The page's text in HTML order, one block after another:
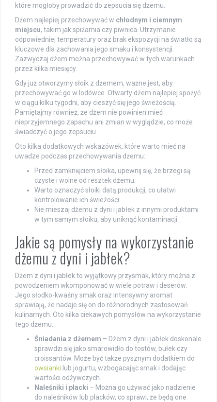
które mogłoby prowadzić do zepsucia się dżemu.
Dżem najlepiej przechowywać w chłodnym i ciemnym
miejscu, takim jak spiżarnia czy piwnica. Utrzymanie
odpowiedniej temperatury oraz brak ekspozycji na światło są
kluczowe dla zachowania jego smaku i konsystencji.
Zazwyczaj dżem można przechowywać w tych warunkach
przez kilka miesięcy.
Gdy już otworzymy słoik z dżemem, ważne jest, aby
przechowywać go w lodówce. Otwarty dżem najlepiej spożyć
w ciągu kilku tygodni, aby cieszyć się jego świeżością.
Pamiętajmy również, że dżem nie powinien mieć
nieprzyjemnego zapachu ani zmian w wyglądzie, co może
świadczyć o jego zepsuciu.
Oto kilka dodatkowych wskazówek, które warto mieć na
uwadze podczas przechowywania dżemu:
Przed zamknięciem słoika, upewnij się, że brzegi są
czyste i wolne od resztek dżemu.
Warto oznaczyć słoiki datą produkcji, co ułatwi
kontrolowanie ich świeżości.
Nie mieszaj dżemu z dyni i jabłek z innymi produktami
w tym samym słoiku, aby uniknąć kontaminacji.
Jakie są pomysły na wykorzystanie
dżemu z dyni i jabłek?
Dżem z dyni i jabłek to wyjątkowy przysmak, który można z
powodzeniem wkomponować w wiele potraw i deserów.
Jego słodko-kwaśny smak oraz intensywny aromat
sprawiają, że nadaje się on do różnorodnych zastosowań
kulinarnych. Oto kilka ciekawych pomysłów na wykorzystanie
tego dżemu:
Śniadania z dżemem – Dżem z dyni i jabłek doskonale
sprawdzi się jako smarowidło do tostów, bułek czy
croissantów. Może być także pysznym dodatkiem do
owsianki lub jogurtu, wzbogacając smak i dodając
wartości odżywczych.
Naleśniki i placki – Można go używać jako nadzienie
do naleśników lub placków, co sprawi, że będą one